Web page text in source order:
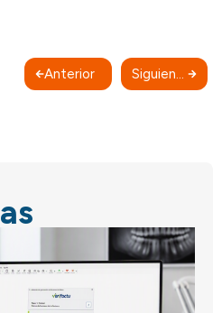
Anterior Siguiente